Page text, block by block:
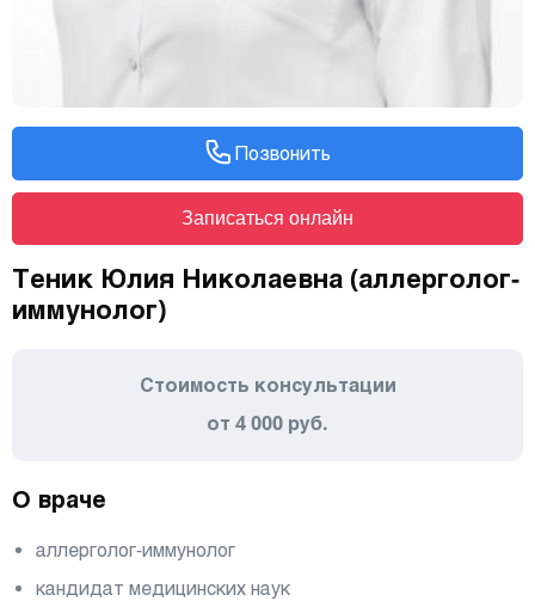
Позвонить
Записаться онлайн
Теник Юлия Николаевна (аллерголог-
иммунолог)
Стоимость консультации
от 4 000 руб.
О враче
аллерголог-иммунолог
кандидат медицинских наук